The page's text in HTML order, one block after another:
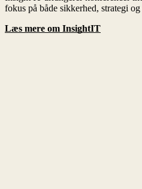
Læs mere om InsightIT